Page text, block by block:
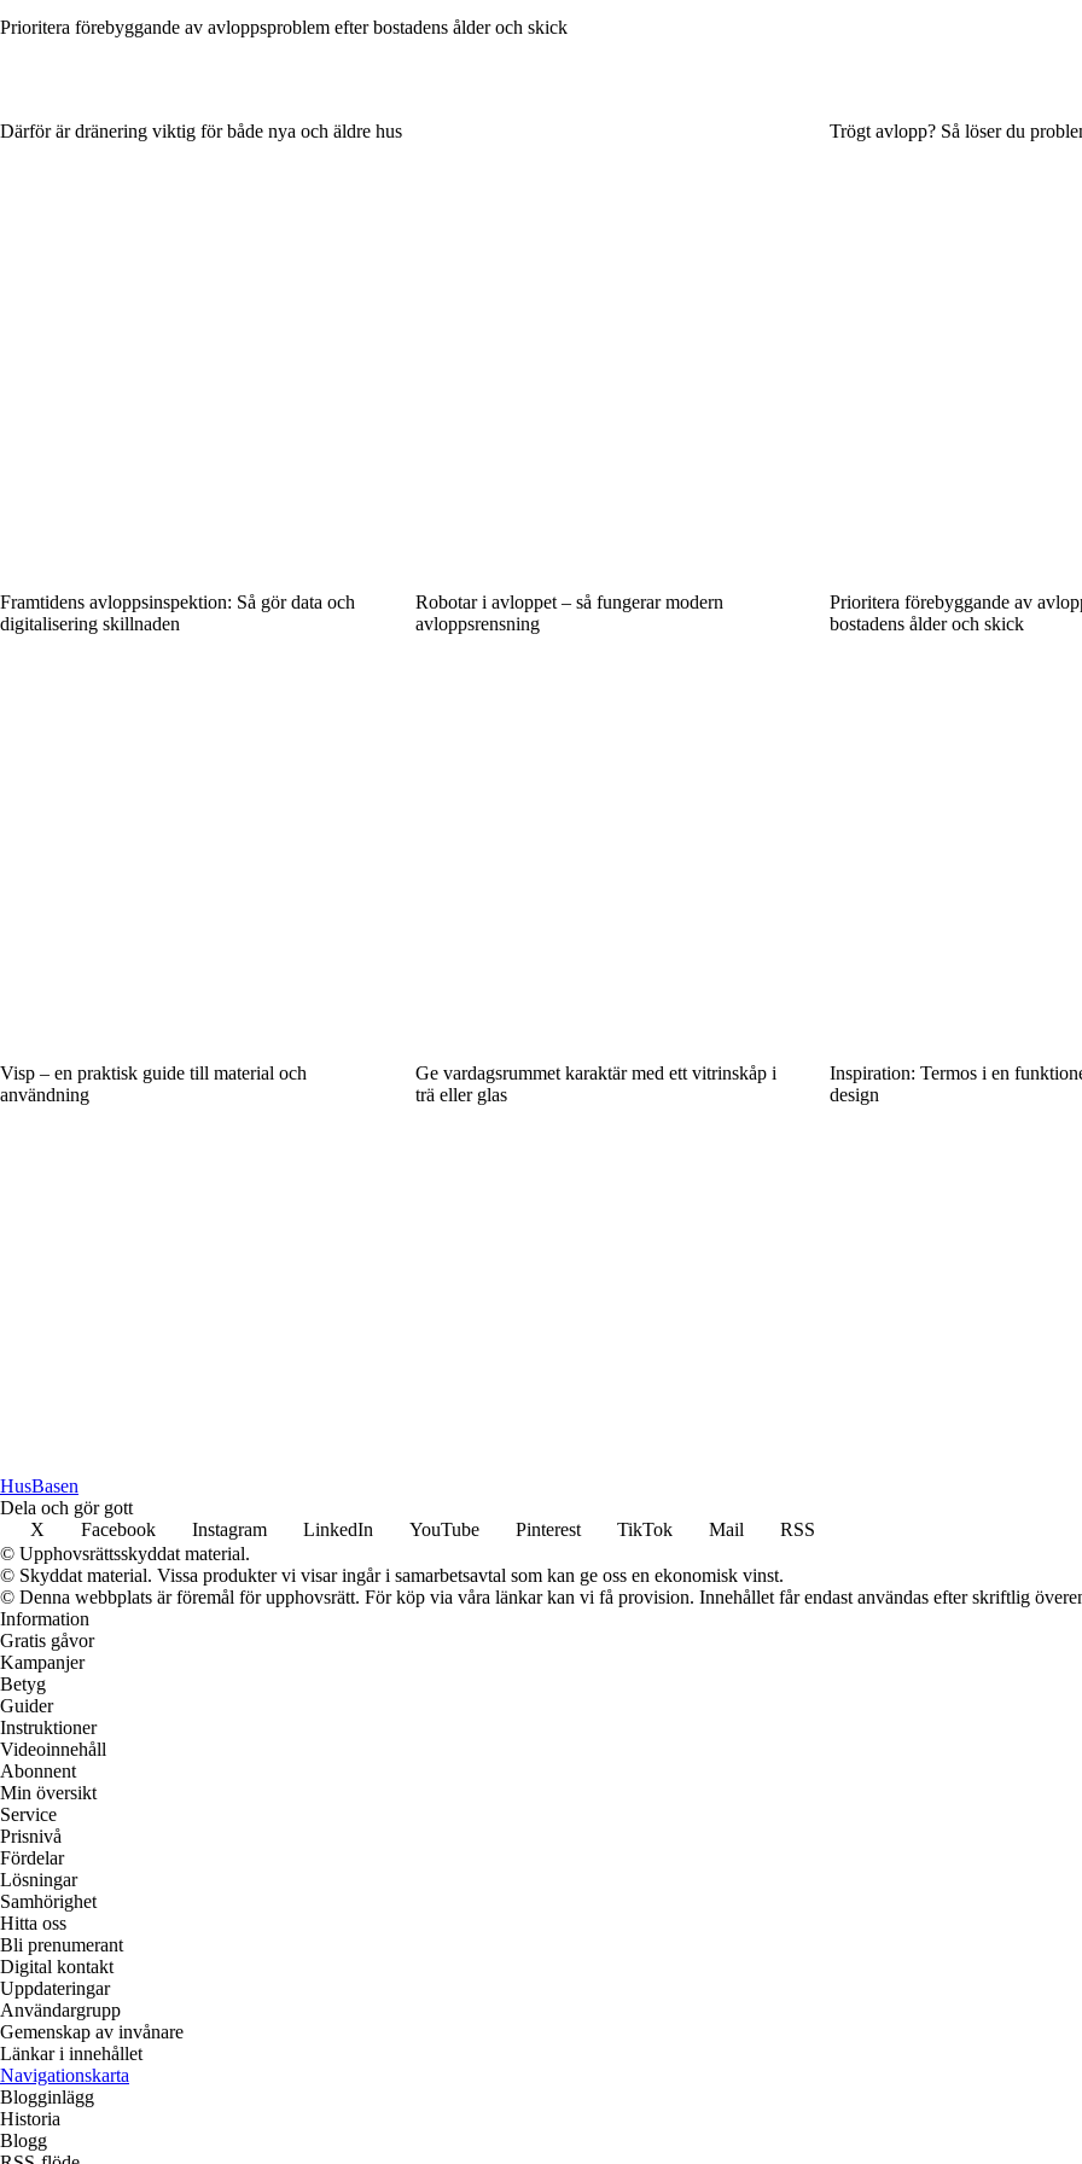
Prioritera förebyggande av avloppsproblem efter bostadens ålder och skick
Därför är dränering viktig för både nya och äldre hus Trögt avlopp? Så löser du
Framtidens avloppsinspektion: Så gör data och
digitalisering skillnaden
Robotar i avloppet – så fungerar modern
avloppsrensning
Prioritera förebyggande av
bostadens ålder och skick
Visp – en praktisk guide till material och
användning
Ge vardagsrummet karaktär med ett vitrinskåp i
trä eller glas
Inspiration: Termos i en
design
HusBasen
Dela och gör gott
X
Facebook Instagram LinkedIn YouTube Pinterest TikTok Mail
RSS
© Upphovsrättsskyddat material.
© Skyddat material. Vissa produkter vi visar ingår i samarbetsavtal som kan ge oss en ekonomisk vinst.
© Denna webbplats är föremål för upphovsrätt. För köp via våra länkar kan vi få provision. Innehållet får endast användas efter skriftlig
Information
Gratis gåvor
Kampanjer
Betyg
Guider
Instruktioner
Videoinnehåll
Abonnent
Min översikt
Service
Prisnivå
Fördelar
Lösningar
Samhörighet
Hitta oss
Bli prenumerant
Digital kontakt
Uppdateringar
Användargrupp
Gemenskap av invånare
Länkar i innehållet
Navigationskarta
Blogginlägg
Historia
Blogg